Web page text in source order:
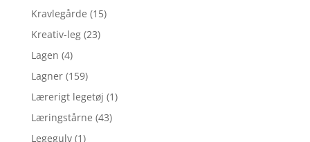
Kravlegårde (15)
Kreativ-leg (23)
Lagen (4)
Lagner (159)
Lærerigt legetøj (1)
Læringstårne (43)
Legegulv (1)